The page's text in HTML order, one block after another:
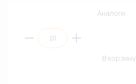
Аналоги
В корзину